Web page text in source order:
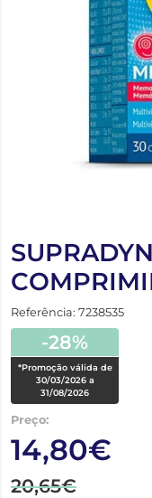
Referência: 7238535
-28%
*Promoção válida de
30/03/2026 a
31/08/2026
Preço:
14,80€
20,65€